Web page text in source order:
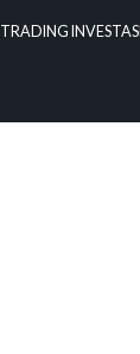
TRADING INVESTASI